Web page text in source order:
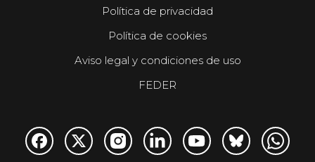
Política de privacidad
Política de cookies
Aviso legal y condiciones de uso
FEDER